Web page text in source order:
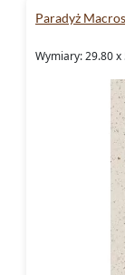
Czekamy
dobrać
Paradyż
Wymiary: 29.80 x